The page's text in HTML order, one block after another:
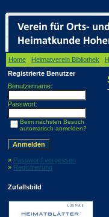
Home Heimatverein Bibliothek
Registrierte Benutzer
Benutzername:
Passwort:
Beim nächsten Besuch
automatisch anmelden?
» Password vergessen
» Registrierung
Zufallsbild